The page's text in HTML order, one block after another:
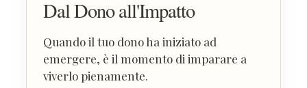
Dal Dono all'Impatto
Quando il tuo dono ha iniziato ad
emergere, è il momento di imparare a
viverlo pienamente.